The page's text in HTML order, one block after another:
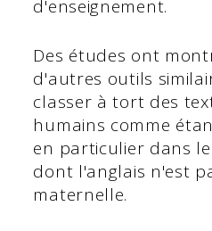
d'enseignement.
Des études ont
d'autres outils
classer à tort des
humains comme
en particulier dans
dont l'anglais n'est
maternelle.